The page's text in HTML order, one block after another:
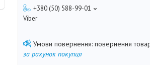
+380 (50) 588-99-01
Viber
повернення
за рахунок покупця